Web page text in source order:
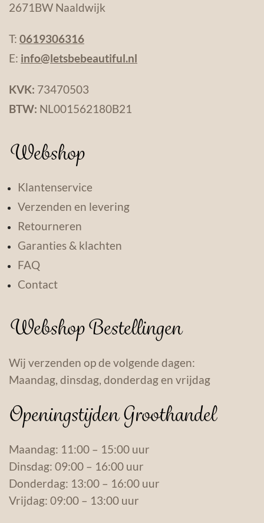
2671BW Naaldwijk
T: 0619306316
E: info@letsbebeautiful.nl
KVK: 73470503
BTW: NL001562180B21
Webshop
Klantenservice
Verzenden en levering
Retourneren
Garanties & klachten
FAQ
Contact
Webshop Bestellingen
Wij verzenden op de volgende dagen:
Maandag, dinsdag, donderdag en vrijdag
Openingstijden Groothandel
Maandag: 11:00 – 15:00 uur
Dinsdag: 09:00 – 16:00 uur
Donderdag: 13:00 – 16:00 uur
Vrijdag: 09:00 – 13:00 uur